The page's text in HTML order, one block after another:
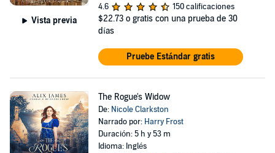
Vista previa
4.6
150 calificaciones
$22.73 o gratis con una prueba de 30
días
Pruebe Estándar gratis
The Rogue's Widow
De: Nicole Clarkston
Narrado por: Harry Frost
Duración: 5 h y 53 m
Idioma: Inglés